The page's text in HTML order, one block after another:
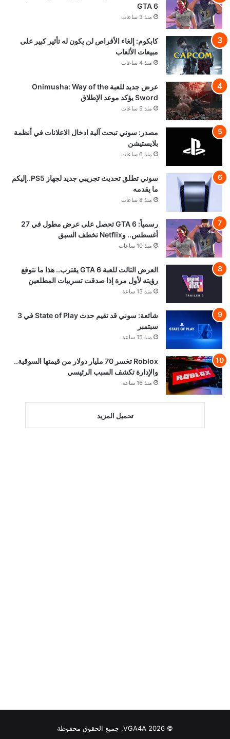
GTA 6
منذ 3 ساعات
كابكوم: إلغاء الأقراص لن يكون له تأثير كبير على
مبيعات الألعاب
منذ 4 ساعات
عرض جديد للعبة Onimusha: Way of the
Sword يؤكد موعد الإطلاق
منذ 5 ساعات
مصدر: سوني تبحث آلية ادخال الاعلانات في أنظمة
بلايستيشن
منذ 6 ساعات
سوني تطلق تحديث تجريبي جديد لجهاز PS5..إليكم
ما يقدمه
منذ 8 ساعات
رسمياً: GTA 6 تحصل على عرض مطول في 27
أغسطس.. وNetflix تخطف السبق
منذ 10 ساعات
العرض الثالث للعبة GTA 6 يقترب.. هذا ما نتوقع
رؤيته لأول مرة إذا صدقت تسريبات المطلعين
منذ 13 ساعة
شائعة: سوني قد تقيم حدث State of Play في 3
سبتمبر
منذ 15 ساعة
Roblox تخسر 70 مليار دولار من قيمتها السوقية..
والإدارة تكشف السبب الرئيسي
منذ 16 ساعة
تحميل المزيد
© VGA4A 2026, جميع الحقوق محفوظة